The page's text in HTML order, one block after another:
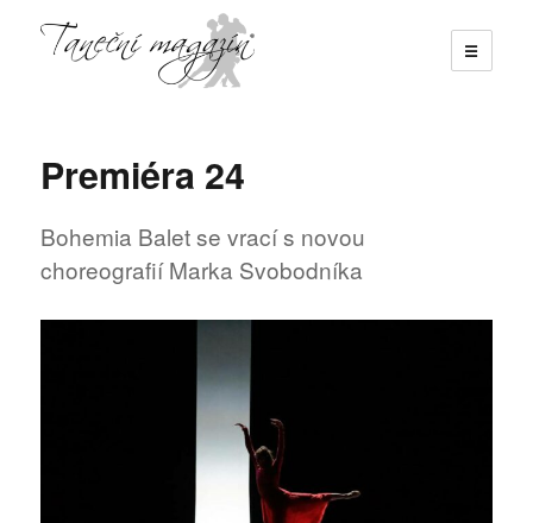
☰
Premiéra 24
Bohemia Balet se vrací s novou
choreografií Marka Svobodníka